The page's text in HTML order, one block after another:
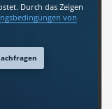
Durch das Zeigen
von